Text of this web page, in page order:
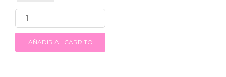
AÑADIR AL CARRITO